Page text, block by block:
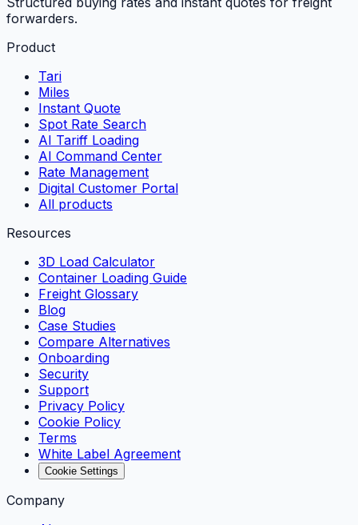
forwarders.
Product
Tari
Miles
Instant Quote
Spot Rate Search
AI Tariff Loading
AI Command Center
Rate Management
Digital Customer Portal
All products
Resources
3D Load Calculator
Container Loading Guide
Freight Glossary
Blog
Case Studies
Compare Alternatives
Onboarding
Security
Support
Privacy Policy
Cookie Policy
Terms
White Label Agreement
Cookie Settings
Company